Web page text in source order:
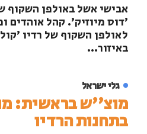
אבישי אשל באולפן
'דוס מיוזיק'. קהל אוהדים
לאולפן השקוף של רדיו
באיזור...
גלי ישראל
מוצ''ש בראשית:
בתחנות הרדיו